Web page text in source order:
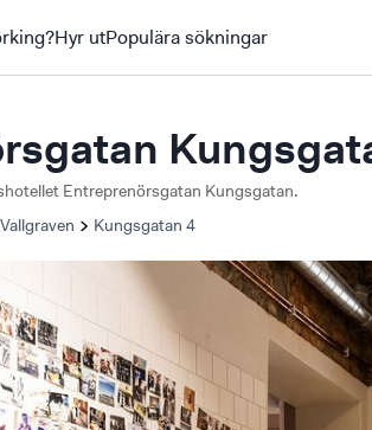
Hyr utPopulära sökningar
Entreprenörsgatan Kungsgatan.
Kungsgatan 4